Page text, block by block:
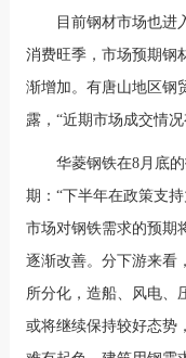
目前钢材市场也进
消费旺季，市场预期钢
渐增加。有唐山地区钢
露，“近期市场成交情
华菱钢铁在8月底
期：“下半年在政策支
市场对钢铁需求的预期
逐渐改善。分下游来看
所分化，造船、风电、
或将继续保持较好态势